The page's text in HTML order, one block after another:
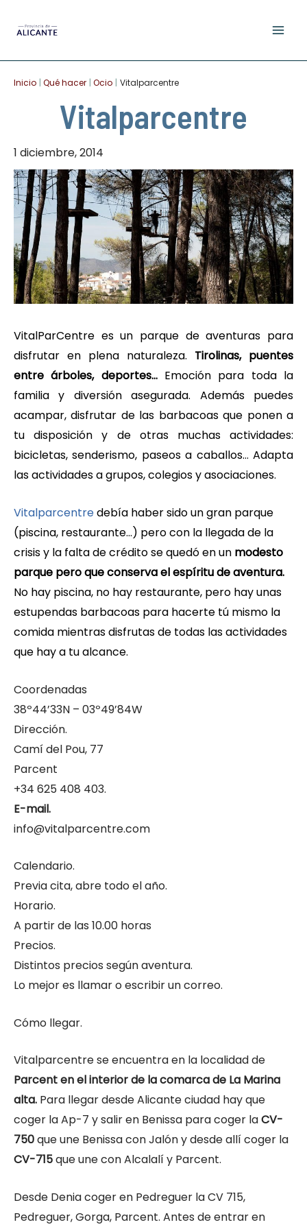
Inicio Qué hacer Ocio Vitalparcentre
Vitalparcentre
1 diciembre, 2014
VitalParCentre es un parque de aventuras para
disfrutar en plena naturaleza. Tirolinas, puentes
entre árboles, deportes… Emoción para toda la
familia y diversión asegurada. Además puedes
acampar, disfrutar de las barbacoas que ponen a
tu disposición y de otras muchas actividades:
bicicletas, senderismo, paseos a caballos… Adapta
las actividades a grupos, colegios y asociaciones.
Vitalparcentredebía haber sido un gran parque
(piscina, restaurante…) pero con la llegada de la
crisis y la falta de crédito se quedó en un modesto
parque pero que conserva el espíritu de aventura.
No hay piscina, no hay restaurante, pero hay unas
estupendas barbacoas para hacerte tú mismo la
comida mientras disfrutas de todas las actividades
que hay a tu alcance.
Coordenadas
38º44’33N – 03º49’84W
Dirección.
Camí del Pou, 77
Parcent
+34 625 408 403.
E-mail.
info@vitalparcentre.com
Calendario.
Previa cita, abre todo el año.
Horario.
A partir de las 10.00 horas
Precios.
Distintos precios según aventura.
Lo mejor es llamar o escribir un correo.
Cómo llegar.
Vitalparcentre se encuentra en la localidad de
Parcent en el interior de la comarca de La Marina
alta. Para llegar desde Alicante ciudad hay que
coger la Ap-7 y salir en Benissa para coger laCV-
750que une Benissa con Jalón y desde allí coger la
CV-715que une con Alcalalí y Parcent.
Desde Denia coger en Pedreguer la CV 715,
Pedreguer, Gorga, Parcent. Antes de entrar en